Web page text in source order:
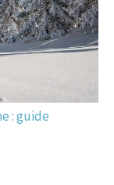
: guide